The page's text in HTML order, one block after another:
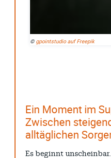
E-Mobilität und
soziale Krise?
Be-The.News
Die Mitmach-Online-Zeitung
INFOS
© gpointstudio auf Freepik
Ein Moment im
Zwischen
alltäglichen
Es beginnt unscheinbar.